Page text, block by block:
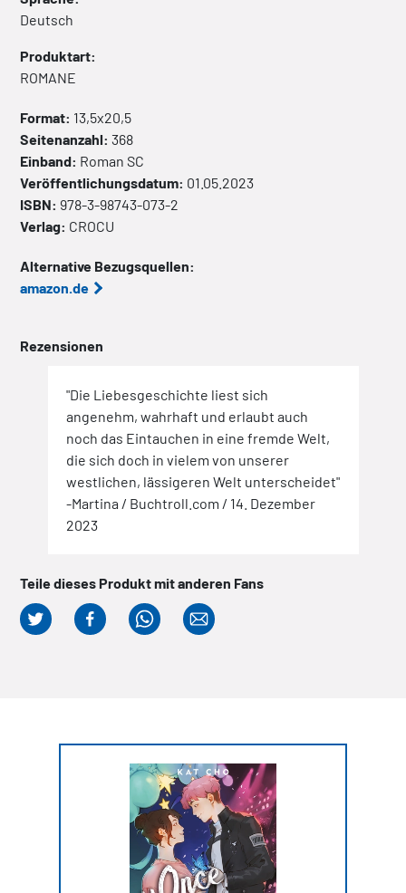
Deutsch
Produktart:
ROMANE
Format: 13,5x20,5
Seitenanzahl: 368
Einband: Roman SC
Veröffentlichungsdatum: 01.05.2023
ISBN: 978-3-98743-073-2
Verlag: CROCU
Alternative Bezugsquellen:
amazon.de
Rezensionen
"Die Liebesgeschichte liest sich
angenehm, wahrhaft und erlaubt auch
noch das Eintauchen in eine fremde Welt,
die sich doch in vielem von unserer
westlichen, lässigeren Welt unterscheidet"
-Martina / Buchtroll.com / 14. Dezember
2023
Teile dieses Produkt mit anderen Fans